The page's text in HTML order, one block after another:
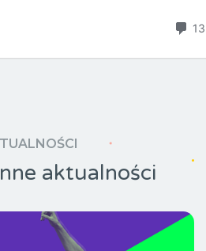
aktualności